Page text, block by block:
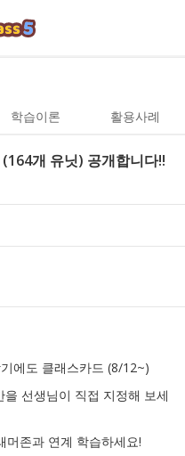
학습이론 활용사례
개 유닛) 공개합니다!!
에도 클래스카드 (8/12~)
선생님이 직접 지정해 보세
머존과 연계 학습하세요!